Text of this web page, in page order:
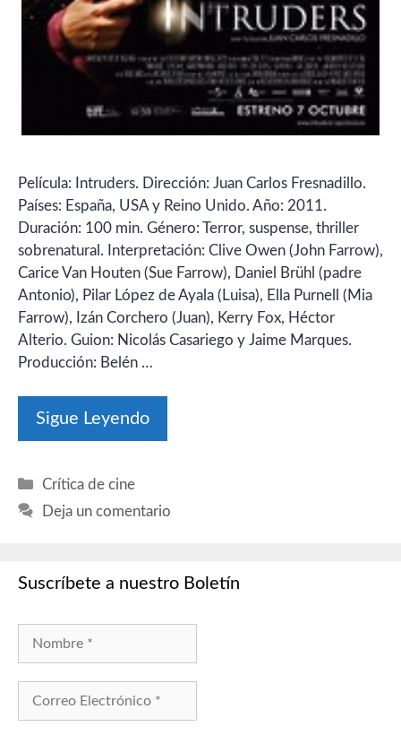
Película: Intruders. Dirección: Juan Carlos Fresnadillo.
Países: España, USA y Reino Unido. Año: 2011.
Duración: 100 min. Género: Terror, suspense, thriller
sobrenatural. Interpretación: Clive Owen (John Farrow),
Carice Van Houten (Sue Farrow), Daniel Brühl (padre
Antonio), Pilar López de Ayala (Luisa), Ella Purnell (Mia
Farrow), Izán Corchero (Juan), Kerry Fox, Héctor
Alterio. Guion: Nicolás Casariego y Jaime Marques.
Producción: Belén …
Sigue Leyendo
Categorías
Crítica de cine
Deja un comentario
Suscríbete a nuestro Boletín